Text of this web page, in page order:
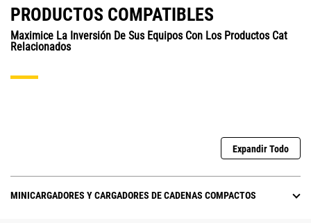
PRODUCTOS COMPATIBLES
Maximice La Inversión De Sus Equipos Con Los Productos Cat
Relacionados
Expandir Todo
MINICARGADORES Y CARGADORES DE CADENAS COMPACTOS